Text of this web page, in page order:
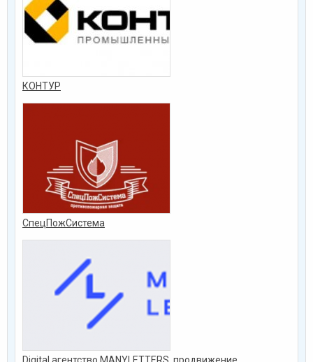
КОНТУР
СпецПожСистема
Digital агентство MANYLETTERS, продвижение